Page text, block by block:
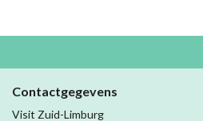
Contactgegevens
Visit Zuid-Limburg